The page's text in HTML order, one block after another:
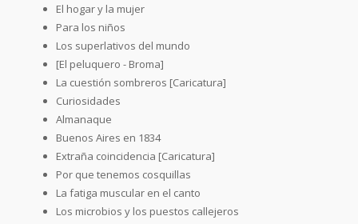
El hogar y la mujer
Para los niños
Los superlativos del mundo
[El peluquero - Broma]
La cuestión sombreros [Caricatura]
Curiosidades
Almanaque
Buenos Aires en 1834
Extraña coincidencia [Caricatura]
Por que tenemos cosquillas
La fatiga muscular en el canto
Los microbios y los puestos callejeros